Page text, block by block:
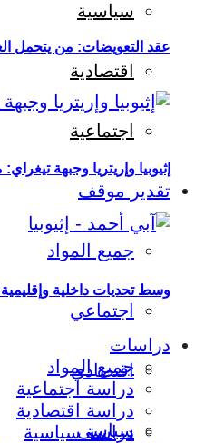
سياسية
اقتصادية
اجتماعية
تقدير موقف
جميع المواد
اجتماعي
اقتصادي
سياسي
عقد التعويضات: من يتحمل
إثيوبيا وإريتريا وجبهة
وسط تحديات داخلية وإقليمية:
دراسات
جميع المواد
دراسة اجتماعية
دراسة اقتصادية
دراسة سياسية